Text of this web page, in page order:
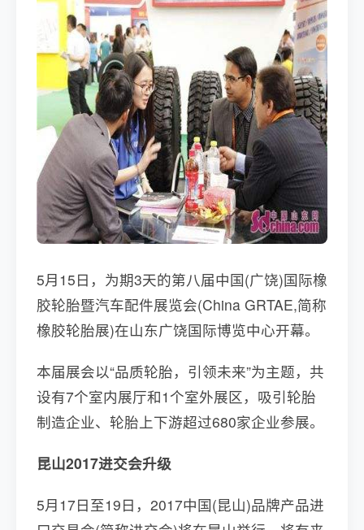
5月15日，为期3天的第八届中国(广饶)国际橡
胶轮胎暨汽车配件展览会(China GRTAE,简称
橡胶轮胎展)在山东广饶国际博览中心开幕。
本届展会以“品质轮胎，引领未来”为主题，共
设有7个室内展厅和1个室外展区，吸引轮胎
制造企业、轮胎上下游超过680家企业参展。
昆山2017进交会升级
5月17日至19日，2017中国(昆山)品牌产品进